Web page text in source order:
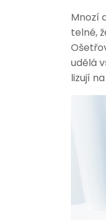
Mnozí
telné,
udělá
lizují